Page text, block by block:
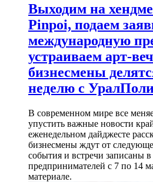
Выходим на
Pinpoi, подаем
международную
устраиваем арт-
бизнесмены
неделю с
В современном мире все
упустить важные новости
еженедельном дайджесте
бизнесмены ждут от
события и встречи записаны
предпринимателей с 7 по 14
материале.